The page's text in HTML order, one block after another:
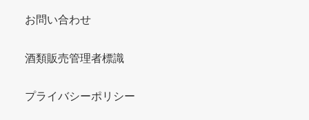
お問い合わせ
酒類販売管理者標識
プライバシーポリシー